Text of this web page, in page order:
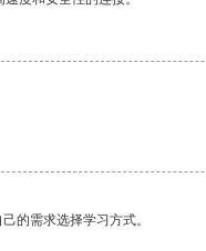
的需求选择学习方式。